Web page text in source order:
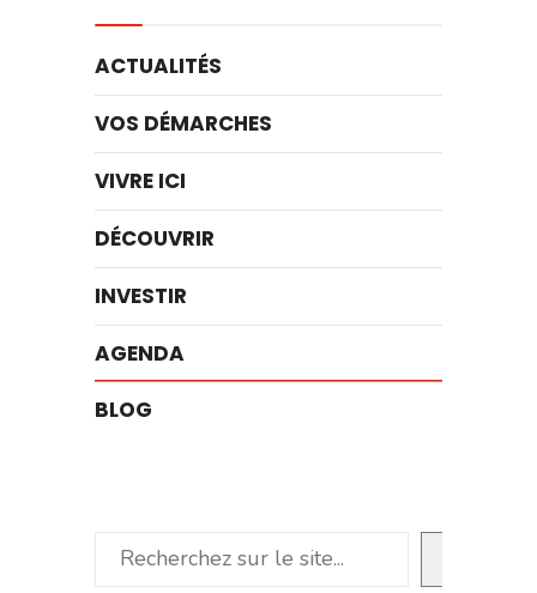
ACTUALITÉS
VOS DÉMARCHES
VIVRE ICI
DÉCOUVRIR
INVESTIR
AGENDA
BLOG
Rechercher